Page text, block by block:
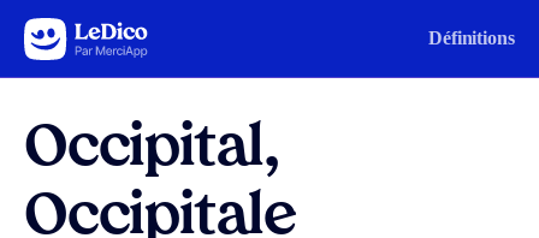
Aller au contenu Définitions
Occipital,
Occipitale